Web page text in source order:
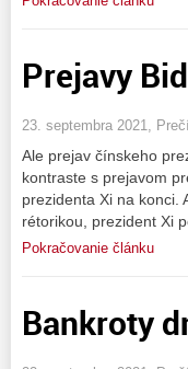
Prejavy
23. septembra 2021,
Ale prejav čínskeho
kontraste s prejavom
prezidenta Xi na konci.
rétorikou, prezident Xi
Pokračovanie článku
Bankroty